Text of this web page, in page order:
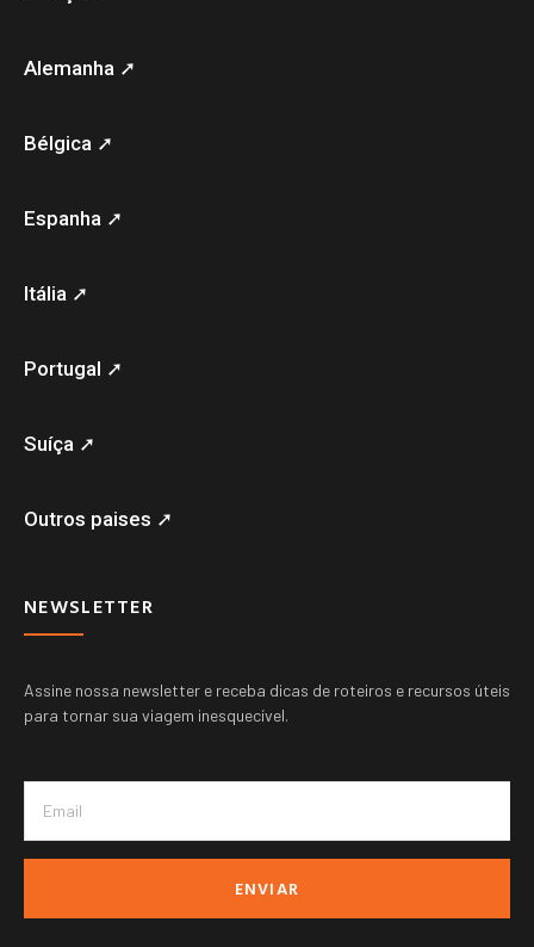
Alemanha ➚
Bélgica ➚
Espanha ➚
Itália ➚
Portugal ➚
Suíça ➚
Outros paises ➚
NEWSLETTER
Assine nossa newsletter e receba dicas de roteiros e recursos úteis
para tornar sua viagem inesquecível.
ENVIAR